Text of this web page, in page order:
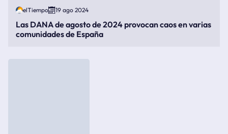
elTiempo 19 ago 2024
Las DANA de agosto de 2024 provocan caos en varias
comunidades de España